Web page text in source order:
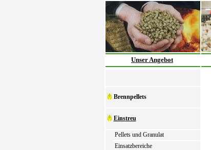
Unser Angebot
Brennpellets
Einstreu
Pellets und Granulat
Einsatzbereiche